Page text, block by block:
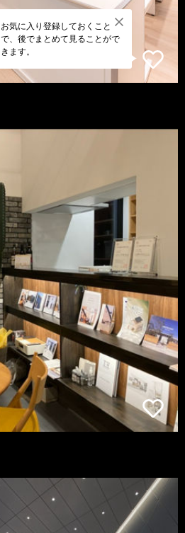
お気に入り登録しておくこと
で、後でまとめて見ることがで
きます。